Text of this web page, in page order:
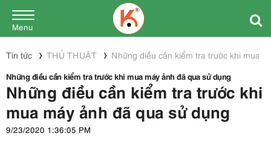
Menu
Tin tức THỦ THUẬT
Những điều cần kiểm tra trước khi mua
Những điều cần kiểm tra trước khi mua máy ảnh đã qua sử dụng
Những điều cần kiểm tra trước khi
mua máy ảnh đã qua sử dụng
9/23/2020 1:36:05 PM